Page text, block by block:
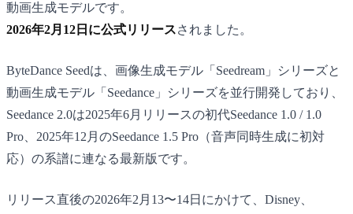
動画生成モデルです。
2026年2月12日に公式リリースされました。
ByteDance Seedは、画像生成モデル「Seedream」シリーズと
動画生成モデル「Seedance」シリーズを並行開発しており、
Seedance 2.0は2025年6月リリースの初代Seedance 1.0 / 1.0
Pro、2025年12月のSeedance 1.5 Pro（音声同時生成に初対
応）の系譜に連なる最新版です。
リリース直後の2026年2月13〜14日にかけて、Disney、